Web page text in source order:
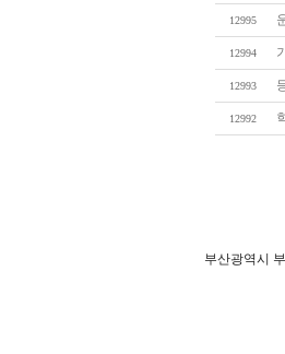
12995
12994
12993
12992
부산광역시